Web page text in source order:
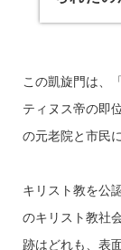
この凱旋門は、
ティヌス帝の即
の元老院と市民
キリスト教を公
のキリスト教社
跡はどれも、表